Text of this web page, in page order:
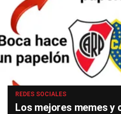
REDES SOCIALES
Los mejores memes y